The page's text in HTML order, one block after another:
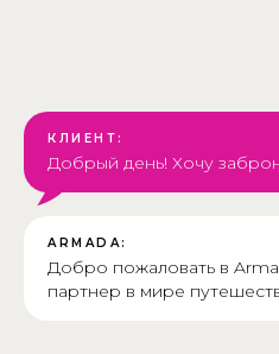
КЛИЕНТ:
Добрый день! Хочу
ARMADA:
Добро пожаловать в
партнер в мире